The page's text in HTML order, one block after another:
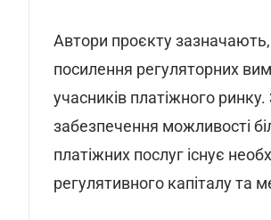
Автори проєкту
посилення регуляторних
учасників платіжного
забезпечення можливості
платіжних послуг існує
регулятивного капіталу та